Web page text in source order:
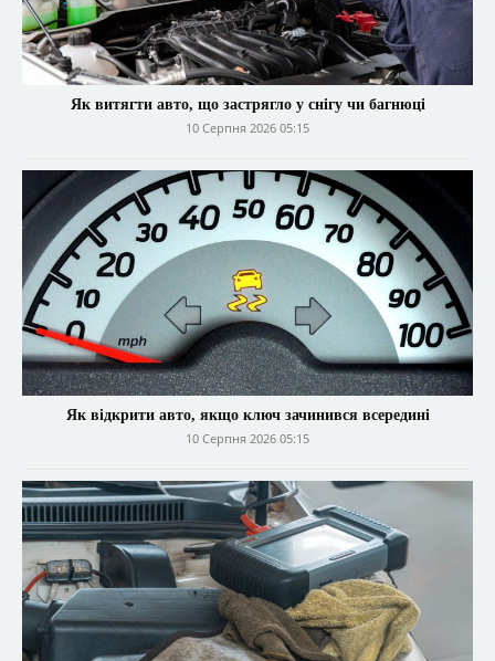
Як витягти авто, що застрягло у снігу чи багнюці
10 Серпня 2026 05:15
Як відкрити авто, якщо ключ зачинився всередині
10 Серпня 2026 05:15